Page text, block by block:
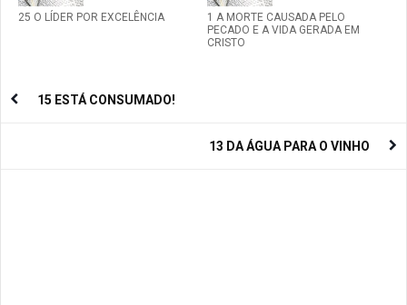
25 O LÍDER POR EXCELÊNCIA
1 A MORTE CAUSADA PELO
PECADO E A VIDA GERADA EM
CRISTO
15 ESTÁ CONSUMADO!
13 DA ÁGUA PARA O VINHO